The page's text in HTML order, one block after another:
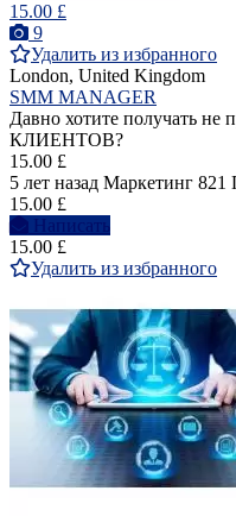
15.00 £
9
Удалить из избранного
London, United Kingdom
SMM MANAGER
Давно хотите получать
КЛИЕНТОВ?
15.00 £
5 лет назад Маркетинг 821
15.00 £
Написать
15.00 £
Удалить из избранного